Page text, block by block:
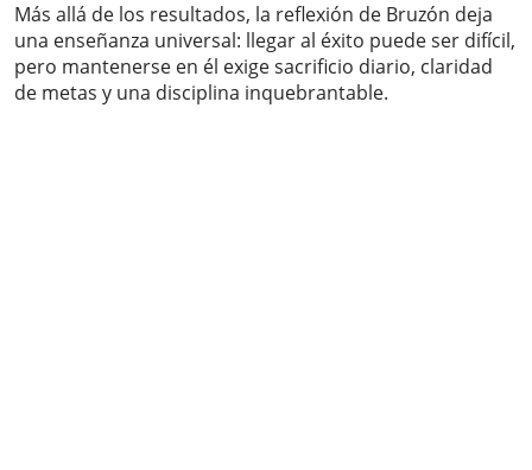
Más allá de los resultados, la reflexión de Bruzón deja
una enseñanza universal: llegar al éxito puede ser difícil,
pero mantenerse en él exige sacrificio diario, claridad
de metas y una disciplina inquebrantable.